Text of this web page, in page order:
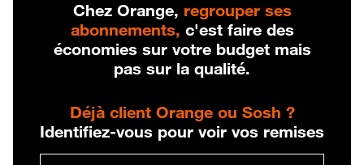
Chez Orange, regrouper ses
abonnements, c'est faire des
économies sur votre budget mais
pas sur la qualité.
Déjà client Orange ou Sosh ?
Identifiez-vous pour voir vos remises